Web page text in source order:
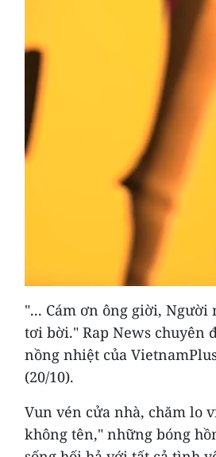
"... Cám ơn ông giời,
tơi bời." Rap News chuyên
nồng nhiệt của
(20/10).
Vun vén cửa nhà, chăm lo
không tên," những bóng